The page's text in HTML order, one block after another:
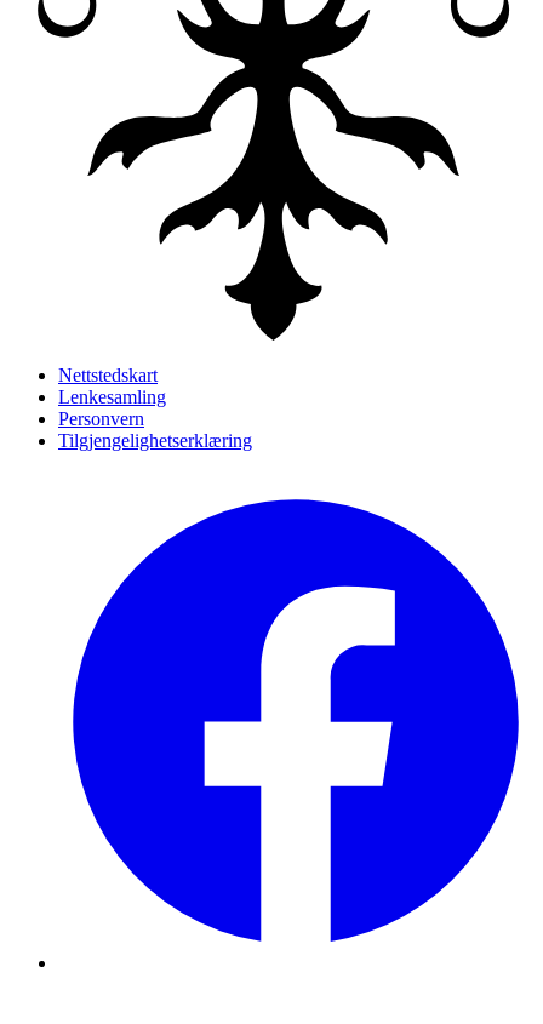
Nettstedskart
Lenkesamling
Personvern
Tilgjengelighetserklæring